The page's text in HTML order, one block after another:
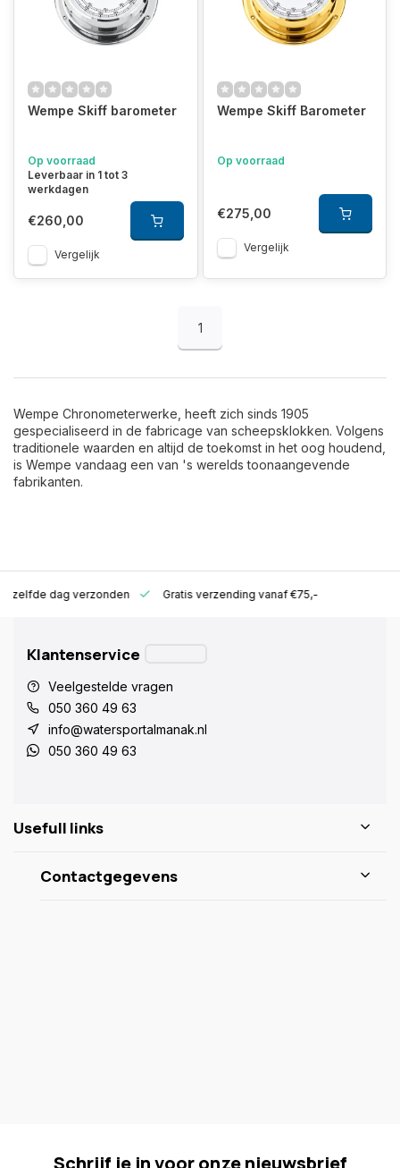
Wempe Skiff barometer
Op voorraad
Leverbaar in 1 tot 3
werkdagen
€260,00
Vergelijk
Wempe Skiff Barometer
Op voorraad
€275,00
Vergelijk
1
Wempe Chronometerwerke, heeft zich sinds 1905
gespecialiseerd in de fabricage van scheepsklokken. Volgens
traditionele waarden en altijd de toekomst in het oog houdend,
is Wempe vandaag een van 's werelds toonaangevende
fabrikanten.
zelfde dag verzonden Gratis verzending vanaf €75,-
Klantenservice
Veelgestelde vragen
050 360 49 63
info@watersportalmanak.nl
050 360 49 63
Usefull links
Contactgegevens
Schrijf je in voor onze nieuwsbrief